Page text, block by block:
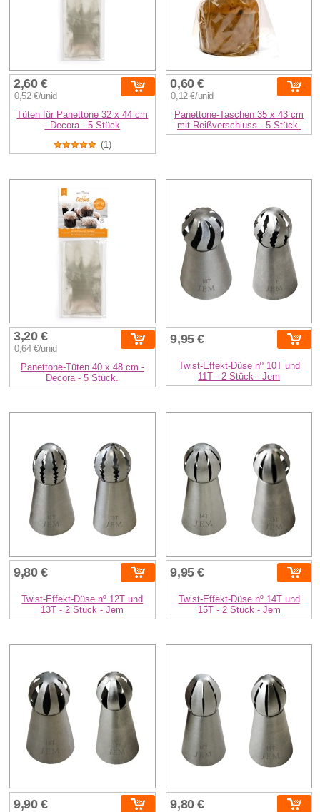
2,60 €
0,52 €/unid
Tüten für Panettone 32 x 44 cm
- Decora - 5 Stück
(1)
0,60 €
0,12 €/unid
Panettone-Taschen 35 x 43 cm
mit Reißverschluss - 5 Stück.
3,20 €
0,64 €/unid
Panettone-Tüten 40 x 48 cm -
Decora - 5 Stück.
9,95 €
Twist-Effekt-Düse nº 10T und
11T - 2 Stück - Jem
9,80 €
Twist-Effekt-Düse nº 12T und
13T - 2 Stück - Jem
9,95 €
Twist-Effekt-Düse nº 14T und
15T - 2 Stück - Jem
9,90 € 9,80 €